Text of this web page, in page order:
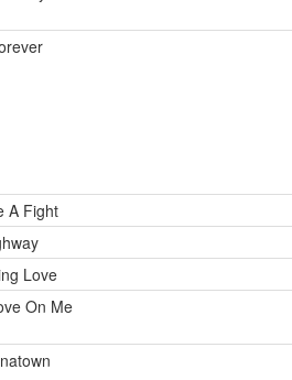
A Fight
Love
On Me